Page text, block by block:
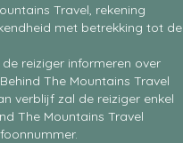
Travel, rekening
met betrekking tot de
reiziger informeren over
The Mountains Travel
verblijf zal de reiziger enkel
The Mountains Travel